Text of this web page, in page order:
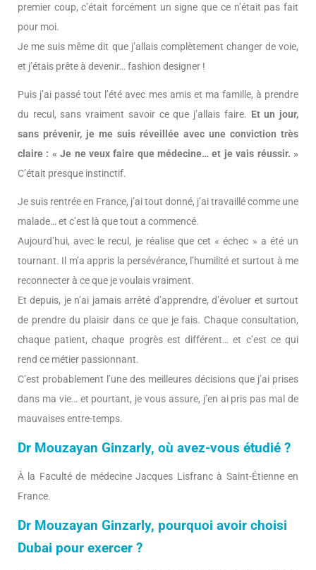
premier coup, c’était forcément un signe que ce n’était pas fait
pour moi.
Je me suis même dit que j’allais complètement changer de voie,
et j’étais prête à devenir… fashion designer !
Puis j’ai passé tout l’été avec mes amis et ma famille, à prendre
du recul, sans vraiment savoir ce que j’allais faire. Et un jour,
sans prévenir, je me suis réveillée avec une conviction très
claire : « Je ne veux faire que médecine… et je vais réussir. »
C’était presque instinctif.
Je suis rentrée en France, j’ai tout donné, j’ai travaillé comme une
malade… et c’est là que tout a commencé.
Aujourd’hui, avec le recul, je réalise que cet « échec » a été un
tournant. Il m’a appris la persévérance, l’humilité et surtout à me
reconnecter à ce que je voulais vraiment.
Et depuis, je n’ai jamais arrêté d’apprendre, d’évoluer et surtout
de prendre du plaisir dans ce que je fais. Chaque consultation,
chaque patient, chaque progrès est différent… et c’est ce qui
rend ce métier passionnant.
C’est probablement l’une des meilleures décisions que j’ai prises
dans ma vie… et pourtant, je vous assure, j’en ai pris pas mal de
mauvaises entre-temps.
Dr Mouzayan Ginzarly, où avez-vous étudié ?
À la Faculté de médecine Jacques Lisfranc à Saint-Étienne en
France.
Dr Mouzayan Ginzarly, pourquoi avoir choisi
Dubai pour exercer ?